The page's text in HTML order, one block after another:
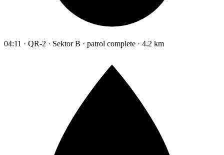
04:11 · QR-2 · Sektor B · patrol complete · 4.2 km